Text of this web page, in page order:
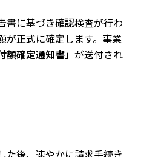
書に基づき確認検査が行わ
が正式に確定します。事業
額確定通知書」が送付され